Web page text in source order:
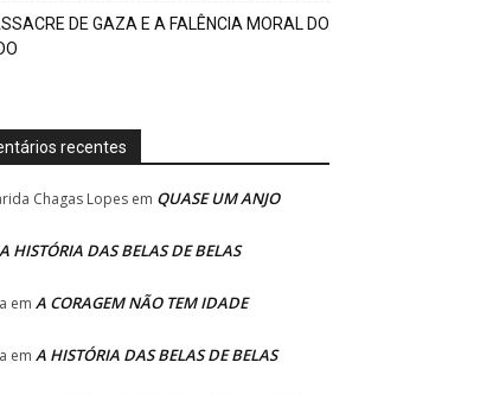
DE GAZA E A FALÊNCIA MORAL DO
recentes
Chagas Lopes em QUASE UM ANJO
A HISTÓRIA DAS BELAS DE BELAS
em A CORAGEM NÃO TEM IDADE
em A HISTÓRIA DAS BELAS DE BELAS